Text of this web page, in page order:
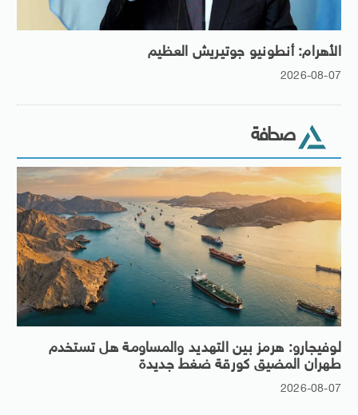
الأهرام: أنطونيو جوتيريش العظيم
2026-08-07
صحافة
لوفيجارو: هرمز بين التهديد والمساومة هل تستخدم
طهران المضيق كورقة ضغط جديدة
2026-08-07